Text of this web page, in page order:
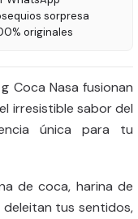
sorpresa
originales
Coca Nasa fusionan
irresistible sabor del
única para tu
de coca, harina de
tus sentidos,